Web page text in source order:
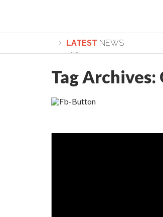
LATEST NEWS
Lepădarea de sine și
Academia Română: 5G
Tag Archives: